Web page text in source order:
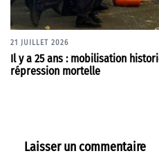
21 JUILLET 2026
Il y a 25 ans : mobilisation
répression mortelle
Laisser un commentaire